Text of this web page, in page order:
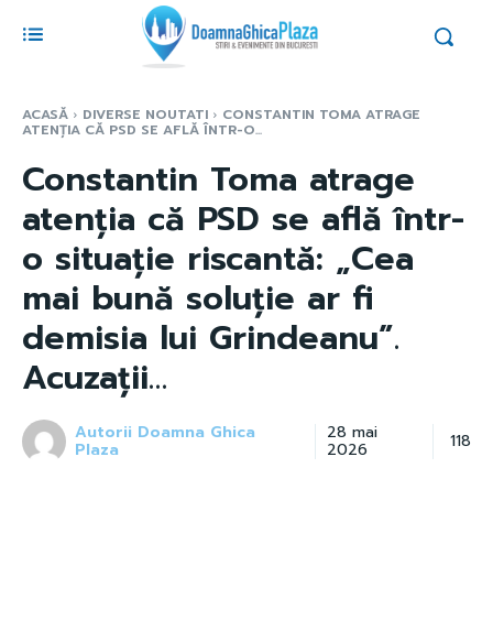
ACASĂ DIVERSE NOUTATI CONSTANTIN TOMA ATRAGE
ATENȚIA CĂ PSD SE AFLĂ ÎNTR-O...
Constantin Toma atrage
atenția că PSD se află într-
o situație riscantă: „Cea
mai bună soluție ar fi
demisia lui Grindeanu”.
Acuzații…
Autorii Doamna Ghica
Plaza
28 mai
2026 118